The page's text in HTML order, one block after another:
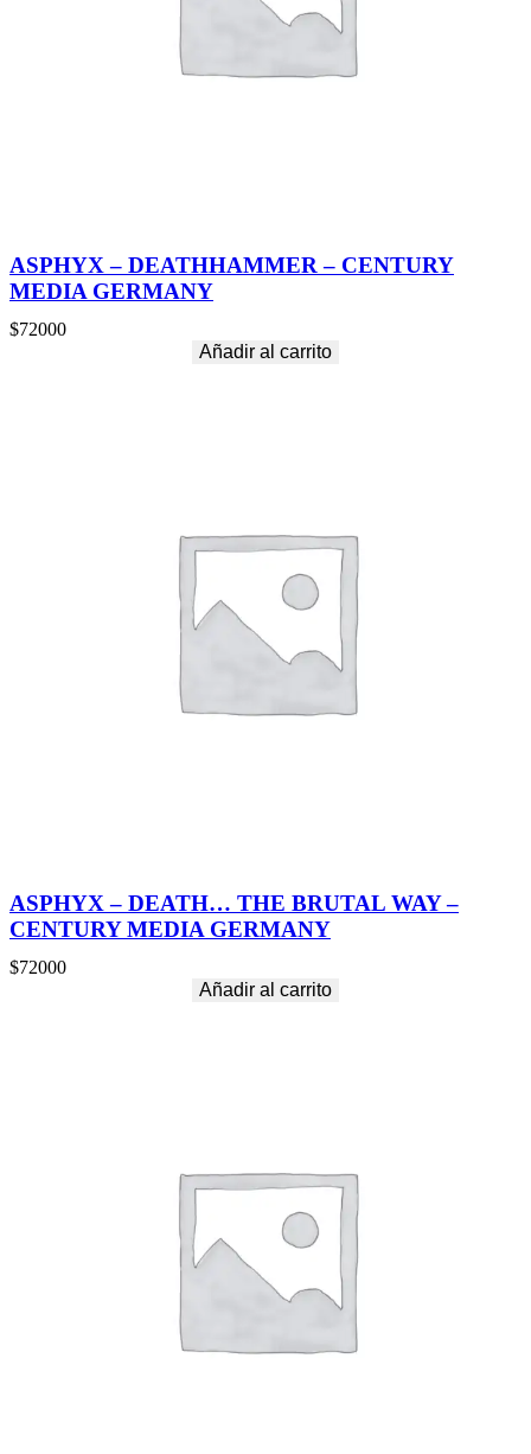
ASPHYX – DEATHHAMMER – CENTURY
MEDIA GERMANY
$72000
Añadir al carrito
ASPHYX – DEATH… THE BRUTAL WAY –
CENTURY MEDIA GERMANY
$72000
Añadir al carrito